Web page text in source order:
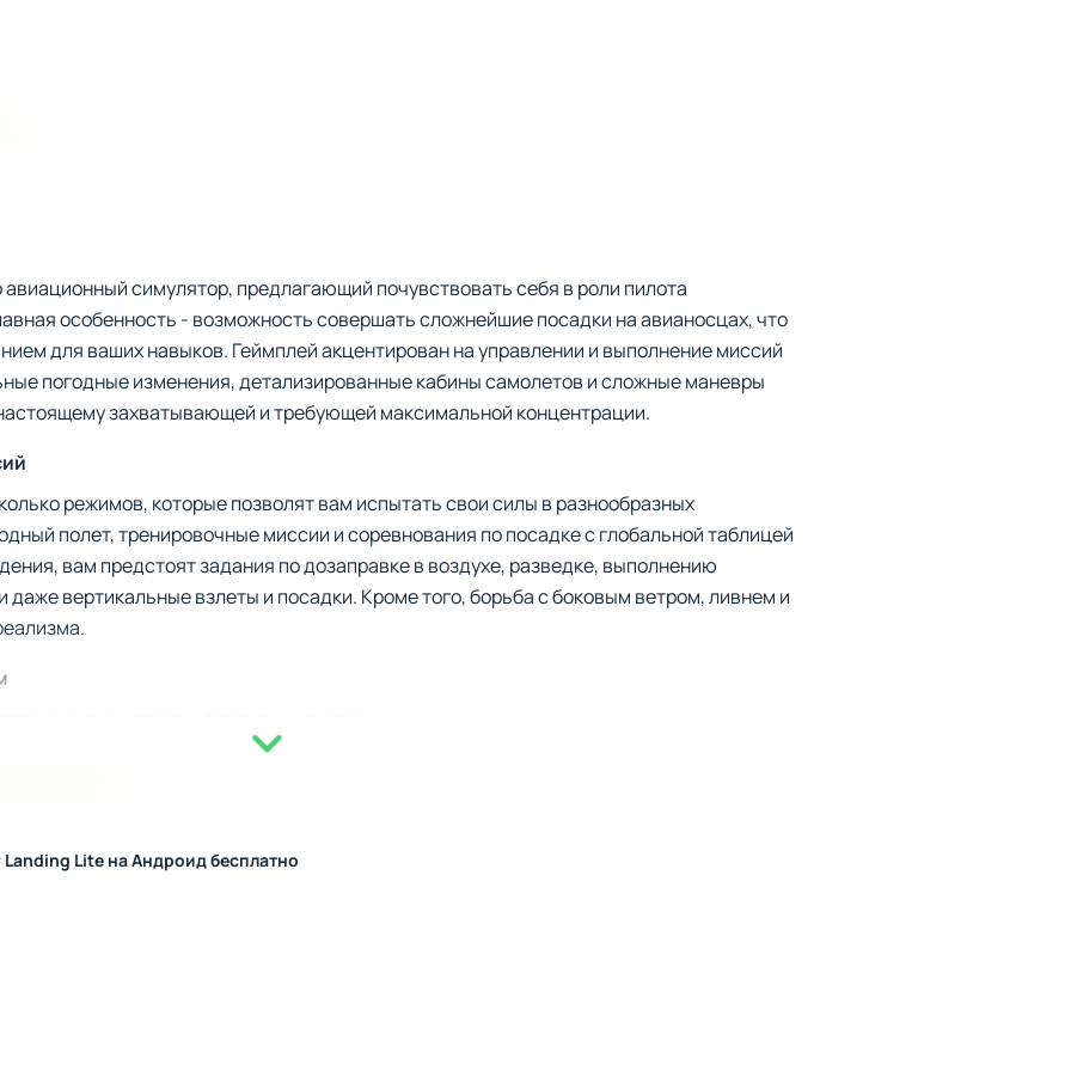
симулятор, предлагающий почувствовать себя в роли пилота
особенность - возможность совершать сложнейшие посадки на авианосцах, что
для ваших навыков. Геймплей акцентирован на управлении и выполнение миссий
погодные изменения, детализированные кабины самолетов и сложные маневры
захватывающей и требующей максимальной концентрации.
режимов, которые позволят вам испытать свои силы в разнообразных
полет, тренировочные миссии и соревнования по посадке с глобальной таблицей
вам предстоят задания по дозаправке в воздухе, разведке, выполнению
даже вертикальные взлеты и посадки. Кроме того, борьба с боковым ветром, ливнем и
суток и погодные параметры.
и механиками
Landing Lite на Андроид бесплатно